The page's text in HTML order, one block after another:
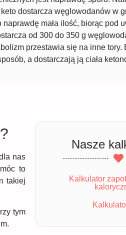
dostarcza węglowodanów w
naprawdę mała ilość, biorąc pod
od 300 do 350 g
przestawia się na inne tory.
a dostarczają ją ciała
nas
to
takiej
tym
Nasze
Kalkulator